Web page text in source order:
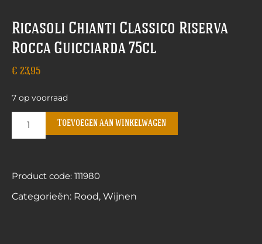
Ricasoli Chianti Classico Riserva
Rocca Guicciarda 75cl
€ 23,95
7 op voorraad
Toevoegen aan winkelwagen
Product code: 111980
Categorieën: Rood, Wijnen